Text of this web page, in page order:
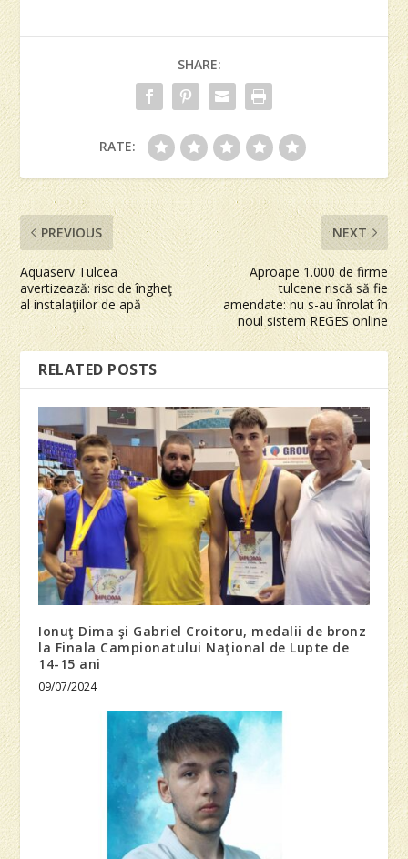
SHARE:
RATE:
PREVIOUS
Aquaserv Tulcea
avertizează: risc de îngheţ
al instalaţiilor de apă
NEXT
Aproape 1.000 de firme
tulcene riscă să fie
amendate: nu s-au înrolat în
noul sistem REGES online
RELATED POSTS
Ionuţ Dima şi Gabriel Croitoru, medalii de bronz
la Finala Campionatului Naţional de Lupte de
14-15 ani
09/07/2024